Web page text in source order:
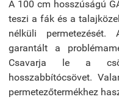
A 100 cm hosszúságú
teszi a fák és a
nélküli permetezését.
garantált a
Csavarja le a
hosszabbítócsövet.
permetezőtermékhez